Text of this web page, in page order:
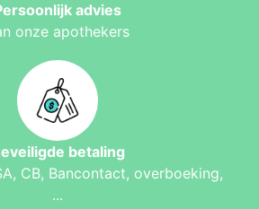
advies
onze apothekers
betaling
CB, Bancontact, overboeking,
...